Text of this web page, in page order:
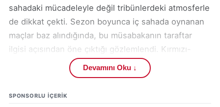
sahadaki mücadeleyle değil tribünlerdeki atmosferle
de dikkat çekti. Sezon boyunca iç sahada oynanan
maçlar baz alındığında, bu müsabakanın taraftar
ilgisi açısından öne çıktığı gözlemlendi. Kırmızı-
beyazlı renklere gönül veren futbolseverler, maç
öncesinden itibaren stat çevresinde toplanarak
karşılaşmaya olan ilgilerini net biçimde ortaya
koydu.
Devamını Oku ↓
SPONSORLU IÇERIK